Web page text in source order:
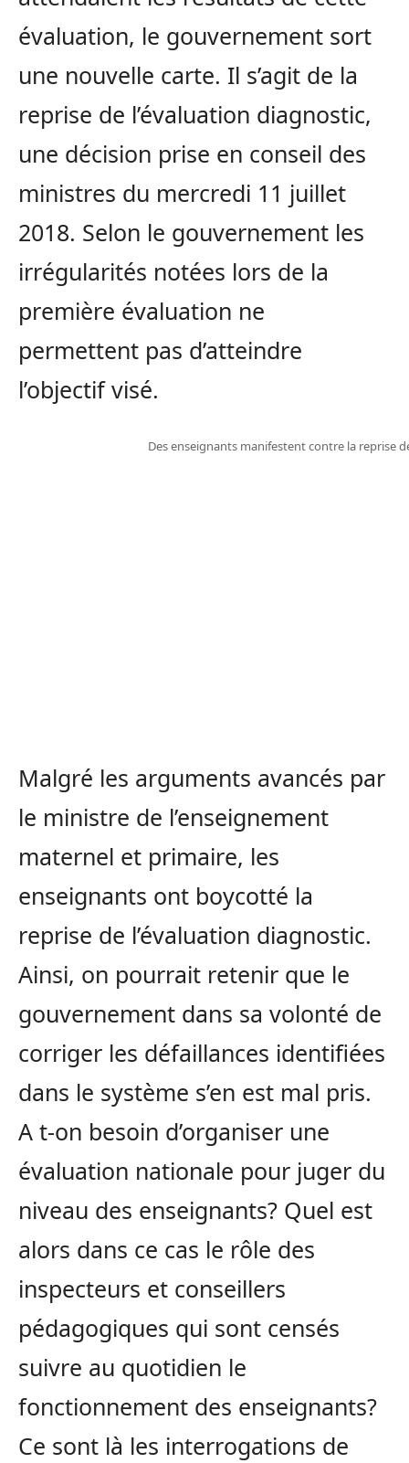
évaluation, le gouvernement sort
une nouvelle carte. Il s’agit de la
reprise de l’évaluation diagnostic,
une décision prise en conseil des
ministres du mercredi 11 juillet
2018. Selon le gouvernement les
irrégularités notées lors de la
première évaluation ne
permettent pas d’atteindre
l’objectif visé.
Des enseignants manifestent contre la reprise
Malgré les arguments avancés par
le ministre de l’enseignement
maternel et primaire, les
enseignants ont boycotté la
reprise de l’évaluation diagnostic.
Ainsi, on pourrait retenir que le
gouvernement dans sa volonté de
corriger les défaillances identifiées
dans le système s’en est mal pris.
A t-on besoin d’organiser une
évaluation nationale pour juger du
niveau des enseignants? Quel est
alors dans ce cas le rôle des
inspecteurs et conseillers
pédagogiques qui sont censés
suivre au quotidien le
fonctionnement des enseignants?
Ce sont là les interrogations de